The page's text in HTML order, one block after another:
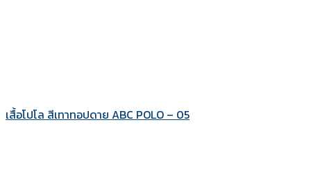
เสื้อโปโล สีเทาทอปดาย ABC POLO – 05